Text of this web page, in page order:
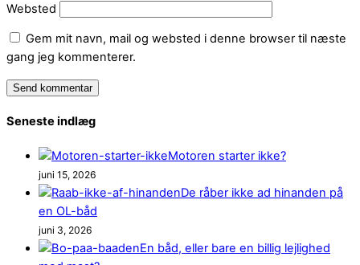
Websted
Gem mit navn, mail og websted i denne browser til næste
gang jeg kommenterer.
Seneste indlæg
Motoren starter ikke?
juni 15, 2026
De råber ikke ad hinanden på
en OL-båd
juni 3, 2026
En båd, eller bare en billig lejlighed